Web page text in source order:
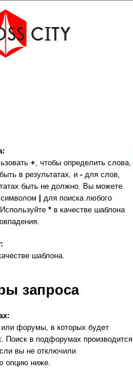
+, чтобы определить слова,
в результатах, и - для слов,
быть не должно. Вы можете
для поиска любого
* в качестве шаблона
шаблона.
запроса
форумы, в которых будет
Поиск в подфорумах производится
вы не отключили
опцию ниже.